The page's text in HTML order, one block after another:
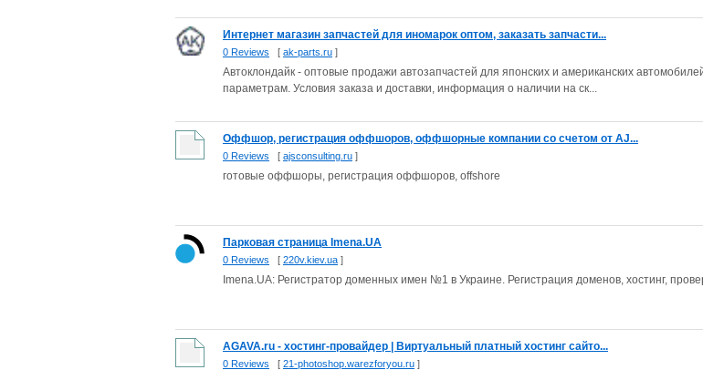
Интернет магазин запчастей для иномарок оптом, заказать запчасти...
0 Reviews [ ak-parts.ru ]
Автоклондайк - оптовые продажи автозапчастей для японских и американских
параметрам. Условия заказа и доставки, информация о наличии на ск...
Оффшор, регистрация оффшоров, оффшорные компании со счетом от AJ...
0 Reviews [ ajsconsulting.ru ]
готовые оффшоры, регистрация оффшоров, offshore
Парковая страница Imena.UA
0 Reviews [ 220v.kiev.ua ]
Imena.UA: Регистратор доменных имен №1 в Украине. Регистрация доменов, хостинг,
AGAVA.ru - хостинг-провайдер | Виртуальный платный хостинг сайто...
0 Reviews [ 21-photoshop.warezforyou.ru ]